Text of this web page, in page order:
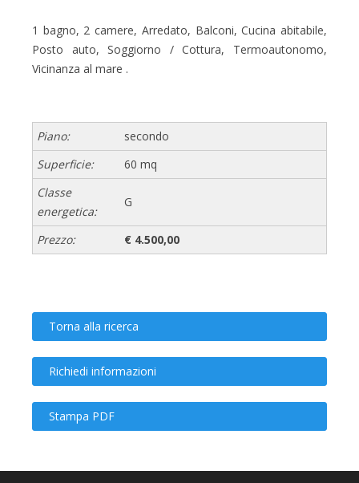
1 bagno, 2 camere, Arredato, Balconi, Cucina abitabile,
Posto auto, Soggiorno / Cottura, Termoautonomo,
Vicinanza al mare .
Piano:
secondo
Superficie:
60 mq
Classe
energetica:
G
Prezzo: € 4.500,00
Torna alla ricerca
Richiedi informazioni
Stampa PDF